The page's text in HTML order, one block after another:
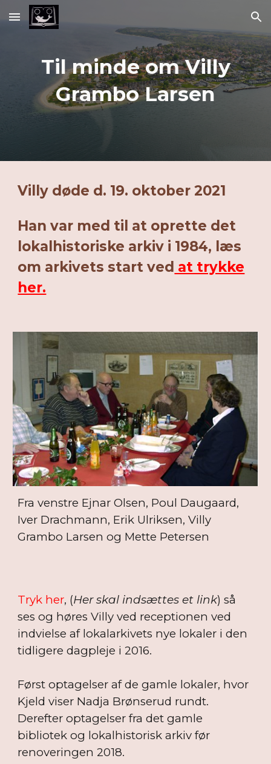
Skip to main content Skip to navigation
Til minde om Villy
Grambo Larsen
Villy døde d. 19. oktober 2021
Han var med til at oprette det
lokalhistoriske arkiv i 1984, læs
om arkivets start ved at trykke
her.
Fra venstre Ejnar Olsen, Poul Daugaard,
Iver Drachmann, Erik Ulriksen, Villy
Grambo Larsen og Mette Petersen
Tryk her, (Her skal indsættes et link) så
ses og høres Villy ved receptionen ved
indvielse af lokalarkivets nye lokaler i den
tidligere dagpleje i 2016.
Først optagelser af de gamle lokaler, hvor
Kjeld viser Nadja Brønserud rundt.
Derefter optagelser fra det gamle
bibliotek og lokalhistorisk arkiv før
renoveringen 2018.